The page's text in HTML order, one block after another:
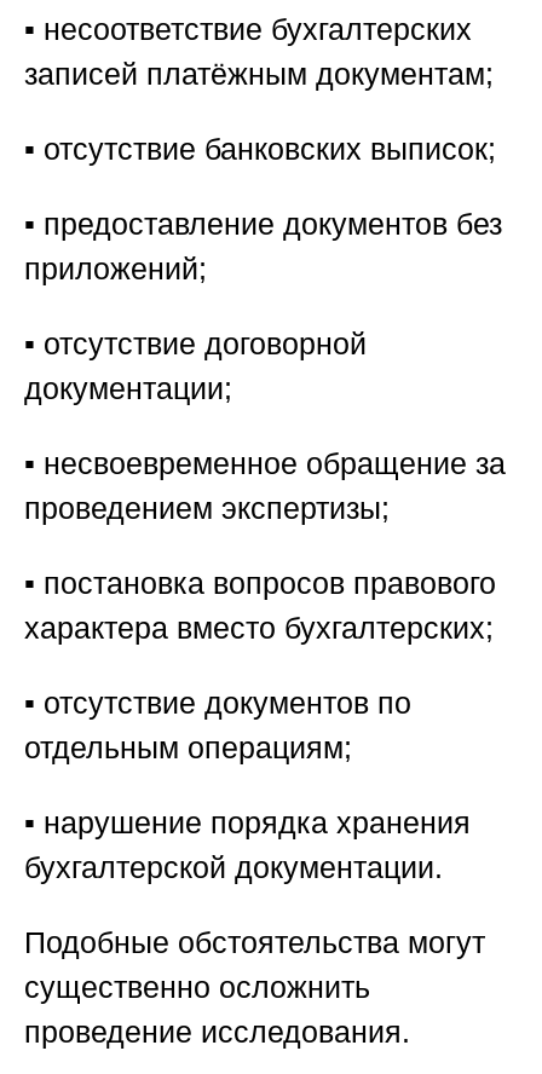
▪️ несоответствие бухгалтерских
записей платёжным документам;
▪️ отсутствие банковских выписок;
▪️ предоставление документов без
приложений;
▪️ отсутствие договорной
документации;
▪️ несвоевременное обращение за
проведением экспертизы;
▪️ постановка вопросов правового
характера вместо бухгалтерских;
▪️ отсутствие документов по
отдельным операциям;
▪️ нарушение порядка хранения
бухгалтерской документации.
Подобные обстоятельства могут
существенно осложнить
проведение исследования.